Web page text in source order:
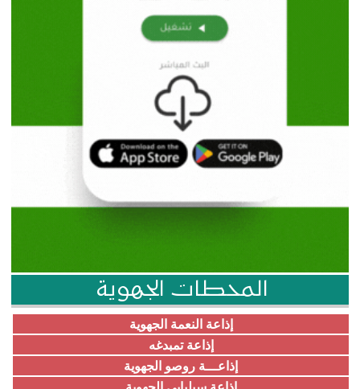
المحطات الجهوية
إذاعة النعمة الجهوية
إذاعة تمبدغه
إذاعـــة روصو الجهوية